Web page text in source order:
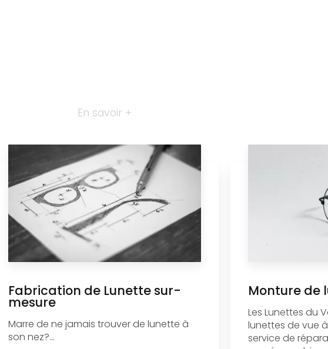
En savoir +
Fabrication de Lunette sur-
mesure
Marre de ne jamais trouver de lunette à
son nez?...
Monture de
Les Lunettes du
lunettes de vue
service de